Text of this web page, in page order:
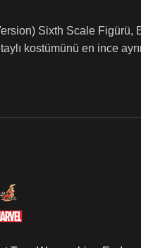
Sixth Scale
kostümünü en ince